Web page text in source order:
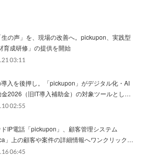
生の声」を、現場の改善へ。pickupon、実践型
育成研修」の提供を開始
03:11
入を後押し。「pickupon」がデジタル化・AI
金2026（旧IT導入補助金）の対象ツールとし…
02:55
IP電話「pickupon」、顧客管理システム
」上の顧客や案件の詳細情報へワンクリック…
06:45